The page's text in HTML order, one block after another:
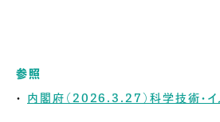
参照
内閣府（2026.3.27）科学技術・